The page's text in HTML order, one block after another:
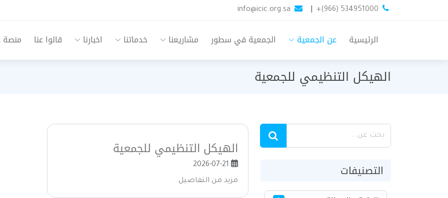
+(966) 534951000
info@icic.org.sa
الرئيسية عن الجمعية الجمعية في سطور مشاريعنا خدماتنا اخبارنا قالوا عنا منصة
الهيكل التنظيمي للجمعية
التصنيفات
الهيكل التنظيمي للجمعية
مزيد من التفاصيل